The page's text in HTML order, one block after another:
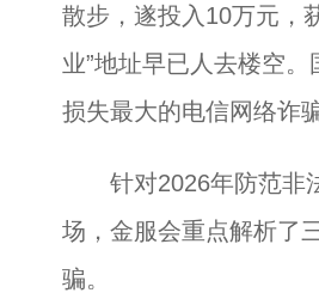
散步，遂投入10万元，
业”地址早已人去楼空
损失最大的电信网络诈
针对2026年防范非法
场，金服会重点解析了
骗。